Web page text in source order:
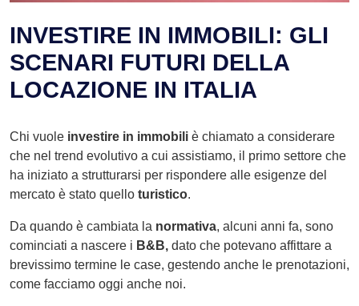
INVESTIRE IN IMMOBILI: GLI
SCENARI FUTURI DELLA
LOCAZIONE IN ITALIA
Chi vuole investire in immobili è chiamato a considerare
che nel trend evolutivo a cui assistiamo, il primo settore che
ha iniziato a strutturarsi per rispondere alle esigenze del
mercato è stato quello turistico.
Da quando è cambiata la normativa, alcuni anni fa, sono
cominciati a nascere i B&B, dato che potevano affittare a
brevissimo termine le case, gestendo anche le prenotazioni,
come facciamo oggi anche noi.